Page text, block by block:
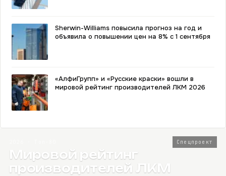
Sherwin-Williams повысила прогноз на год и
объявила о повышении цен на 8% с 1 сентября
«АлфиГрупп» и «Русские краски» вошли в
мировой рейтинг производителей ЛКМ 2026
Спецпроект
Мировой рейтинг
производителей ЛКМ